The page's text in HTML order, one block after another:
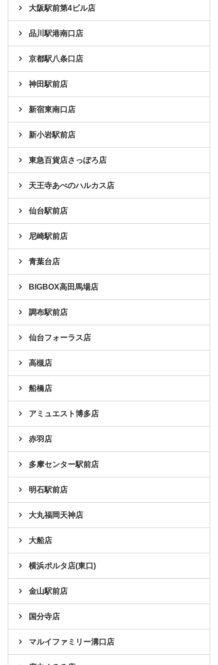
大阪駅前第4ビル店
品川駅港南口店
京都駅八条口店
神田駅前店
新宿東南口店
新小岩駅前店
東急百貨店さっぽろ店
天王寺あべのハルカス店
仙台駅前店
尼崎駅前店
青葉台店
BIGBOX高田馬場店
調布駅前店
仙台フォーラス店
高槻店
船橋店
アミュエスト博多店
赤羽店
多摩センター駅前店
明石駅前店
大丸福岡天神店
大船店
横浜ポルタ店(東口)
金山駅前店
国分寺店
マルイファミリー溝口店